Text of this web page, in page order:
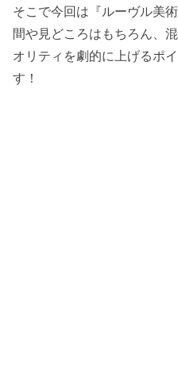
そこで今回は『ルーヴル美
間や見どころはもちろん、
オリティを劇的に上げるポ
す！